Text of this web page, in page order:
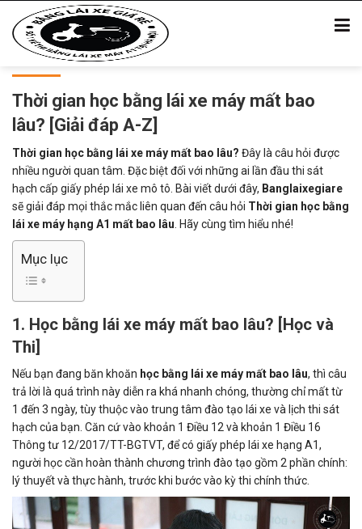
Thời gian học bằng lái xe máy mất bao
lâu? [Giải đáp A-Z]
Thời gian học bằng lái xe máy mất bao lâu? Đây là câu hỏi được
nhiều người quan tâm. Đặc biệt đối với những ai lần đầu thi sát
hạch cấp giấy phép lái xe mô tô. Bài viết dưới đây, Banglaixegiare
sẽ giải đáp mọi thắc mắc liên quan đến câu hỏi Thời gian học bằng
lái xe máy hạng A1 mất bao lâu . Hãy cùng tìm hiểu nhé!
Mục lục
1. Học bằng lái xe máy mất bao lâu? [Học và
Thi]
Nếu bạn đang băn khoăn học bằng lái xe máy mất bao lâu, thì câu
trả lời là quá trình này diễn ra khá nhanh chóng, thường chỉ mất từ
1 đến 3 ngày, tùy thuộc vào trung tâm đào tạo lái xe và lịch thi sát
hạch của bạn. Căn cứ vào khoản 1 Điều 12 và khoản 1 Điều 16
Thông tư 12/2017/TT-BGTVT, để có giấy phép lái xe hạng A1,
người học cần hoàn thành chương trình đào tạo gồm 2 phần chính:
lý thuyết và thực hành, trước khi bước vào kỳ thi chính thức.